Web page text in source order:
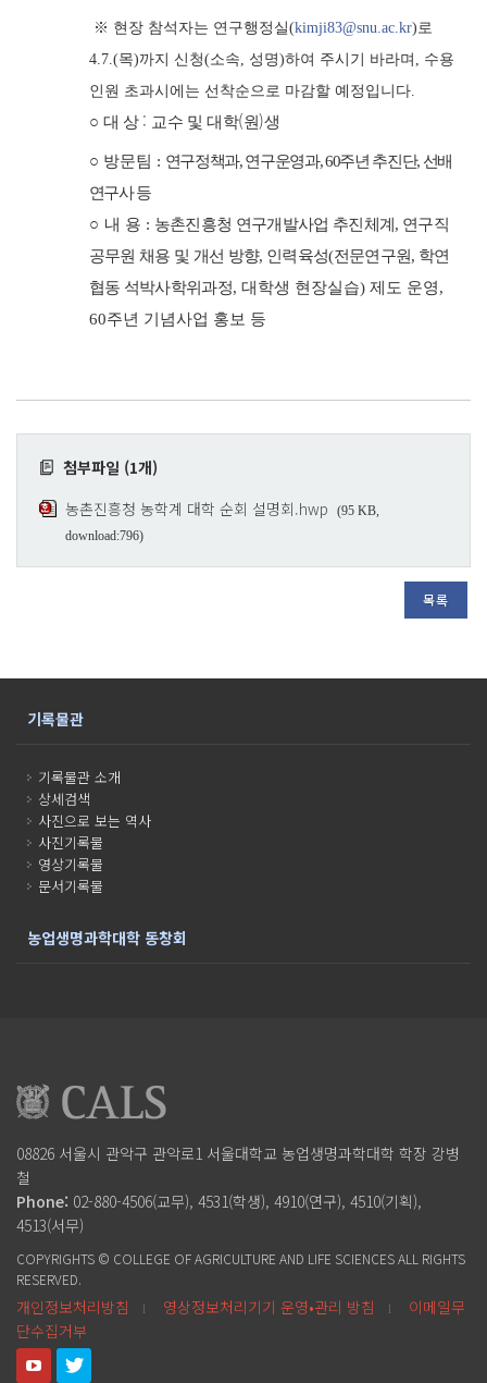
※ 현장 참석자는 연구행정실(kimji83@snu.ac.kr)로
4.7.(목)까지 신청(소속, 성명)하여 주시기 바라며, 수용
인원 초과시에는 선착순으로 마감할 예정입니다.
○ 대 상 : 교수 및 대학(원)생
○ 방문팀 : 연구정책과,연구운영과, 60주년 추진단, 선배
연구사 등
○ 내 용 : 농촌진흥청 연구개발사업 추진체계, 연구직
공무원 채용 및 개선 방향, 인력육성(전문연구원, 학연
협동 석박사학위과정, 대학생 현장실습) 제도 운영,
60주년 기념사업 홍보 등
첨부파일 (1개)
농촌진흥청 농학계 대학 순회 설명회.hwp
(95 KB,
download:796)
목록
기록물관
기록물관 소개
상세검색
사진으로 보는 역사
사진기록물
영상기록물
문서기록물
농업생명과학대학 동창회
08826 서울시 관악구 관악로1 서울대학교 농업생명과학대학 학장 강병
철
Phone: 02-880-4506(교무), 4531(학생), 4910(연구), 4510(기획),
4513(서무)
COPYRIGHTS © COLLEGE OF AGRICULTURE AND LIFE SCIENCES ALL RIGHTS
RESERVED.
개인정보처리방침 l 영상정보처리기기 운영•관리 방침 l
이메일무
단수집거부